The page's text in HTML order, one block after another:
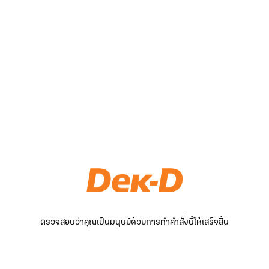
ตรวจสอบว่าคุณเป็นมนุษย์ด้วยการทำคำสั่งนี้ให้เสร็จสิ้น